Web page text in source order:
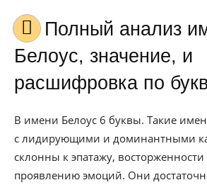
Полный анализ имени
Белоус, значение, и
расшифровка по
В имени Белоус 6 буквы. Такие
с лидирующими и доминантными
склонны к эпатажу,
проявлению эмоций. Они